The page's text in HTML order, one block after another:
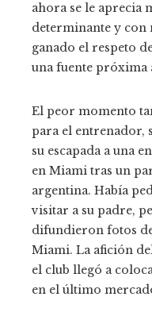
ahora se le aprecia
determinante y con
ganado el respeto
una fuente próxima
El peor momento
para el entrenador,
su escapada a una
en Miami tras un
argentina. Había
visitar a su padre,
difundieron fotos
Miami. La afición
el club llegó a
en el último